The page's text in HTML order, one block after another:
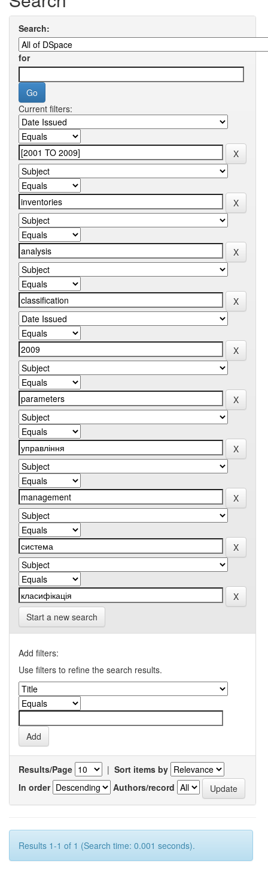
Search:
for
Current filters:
Start a new search
Add filters:
Use filters to refine the search results.
Results/Page | Sort items by
In order
Authors/record
Results 1-1 of 1 (Search time: 0.001 seconds).